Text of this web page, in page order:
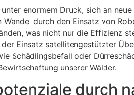
enormem Druck, sich an
Wandel durch den Einsatz von
was nicht nur die Effizienz
Einsatz satellitengestützter
Schädlingsbefall oder
unserer Wälder.
durch